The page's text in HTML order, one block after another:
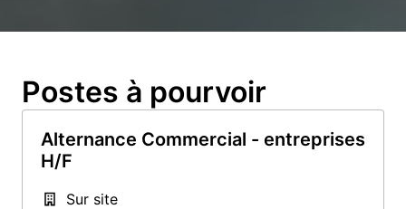
Postes à pourvoir
Alternance Commercial - entreprises
H/F
Sur site